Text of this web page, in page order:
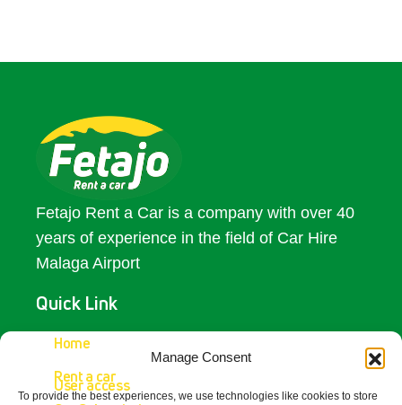
Manage Consent
To provide the best experiences, we use technologies like cookies to store
Fetajo Rent a Car is a company with over 40
years of experience in the field of Car Hire
Malaga Airport
Quick Link
Home
Rent a car
Access
User access
Contact Us